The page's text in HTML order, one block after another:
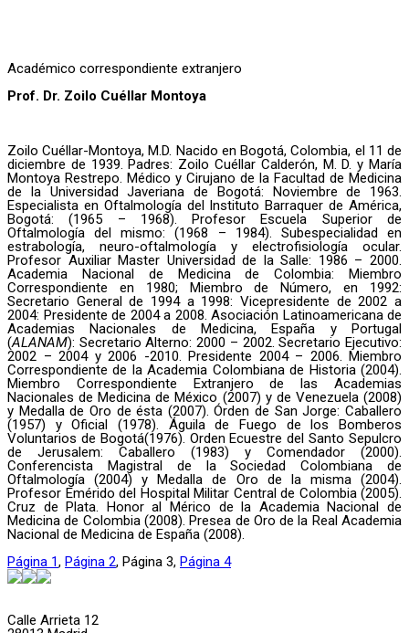
Académico correspondiente extranjero
Prof. Dr. Zoilo Cuéllar Montoya
Zoilo Cuéllar-Montoya, M.D. Nacido en Bogotá, Colombia, el 11 de
diciembre de 1939. Padres: Zoilo Cuéllar Calderón, M. D. y María
Montoya Restrepo. Médico y Cirujano de la Facultad de Medicina
de la Universidad Javeriana de Bogotá: Noviembre de 1963.
Especialista en Oftalmología del Instituto Barraquer de América,
Bogotá: (1965 – 1968). Profesor Escuela Superior de
Oftalmología del mismo: (1968 – 1984). Subespecialidad en
estrabología, neuro-oftalmología y electrofisiología ocular.
Profesor Auxiliar Master Universidad de la Salle: 1986 – 2000.
Academia Nacional de Medicina de Colombia: Miembro
Correspondiente en 1980; Miembro de Número, en 1992:
Secretario General de 1994 a 1998: Vicepresidente de 2002 a
2004: Presidente de 2004 a 2008. Asociación Latinoamericana de
Academias Nacionales de Medicina, España y Portugal
(ALANAM): Secretario Alterno: 2000 – 2002. Secretario Ejecutivo:
2002 – 2004 y 2006 -2010. Presidente 2004 – 2006. Miembro
Correspondiente de la Academia Colombiana de Historia (2004).
Miembro Correspondiente Extranjero de las Academias
Nacionales de Medicina de México (2007) y de Venezuela (2008)
y Medalla de Oro de ésta (2007). Órden de San Jorge: Caballero
(1957) y Oficial (1978). Águila de Fuego de los Bomberos
Voluntarios de Bogotá(1976). Orden Ecuestre del Santo Sepulcro
de Jerusalem: Caballero (1983) y Comendador (2000).
Conferencista Magistral de la Sociedad Colombiana de
Oftalmología (2004) y Medalla de Oro de la misma (2004).
Profesor Emérido del Hospital Militar Central de Colombia (2005).
Cruz de Plata. Honor al Mérico de la Academia Nacional de
Medicina de Colombia (2008). Presea de Oro de la Real Academia
Nacional de Medicina de España (2008).
Página 1, Página 2, Página 3, Página 4
Calle Arrieta 12